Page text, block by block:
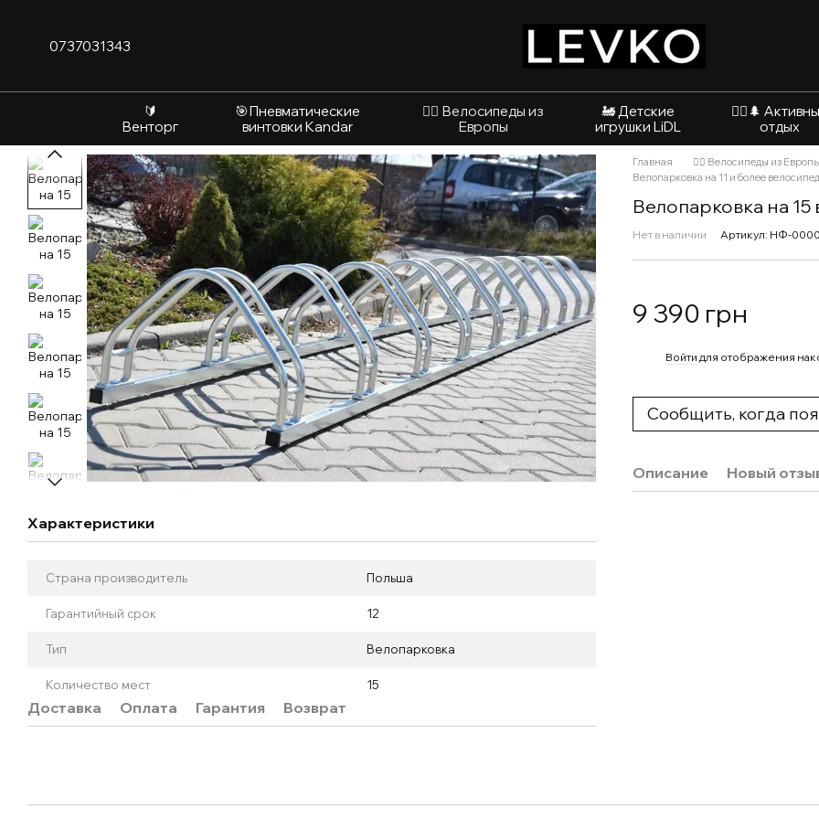
0737031343
🔰
Венторг
🎯Пневматические
винтовки Kandar
🚴‍♂️ Велосипеды из
Европы
🚂 Детские
игрушки LiDL
🚵‍♂️🌲
отдых
Характеристики
Страна производитель Польша
Гарантийный срок 12
Тип Велопарковка
Количество мест 15
Доставка Оплата Гарантия Возврат
Главная 🚴‍♂️ Велосипеды из Европы
Велопарковка на 11 и более
Велопарковка на
Нет в наличии Артикул: НФ-
9 390 грн
Войти для отображения
Сообщить, когда
Описание Новый